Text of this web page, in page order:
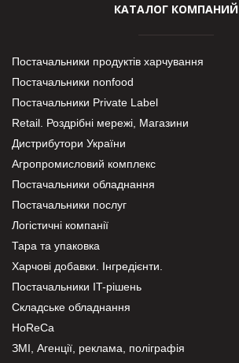
КАТАЛОГ КОМПАНИЙ
Постачальники продуктів харчування
Постачальники nonfood
Постачальники Private Label
Retail. Роздрібні мережі, Магазини
Дистрибутори України
Агропромисловий комплекс
Постачальники обладнання
Постачальники послуг
Логістичні компанії
Тара та упаковка
Харчові добавки. Інгредієнти.
Постачальники IT-рішень
Складське обладнання
HoReCa
ЗМІ, Агенції, реклама, поліграфія